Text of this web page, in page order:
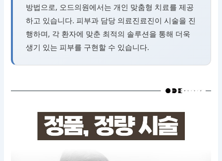
방법으로, 오드의원에서는 개인 맞춤형 치료를 제공
하고 있습니다. 피부과 담당 의료진료진이 시술을 진
행하며, 각 환자에 맞춘 최적의 솔루션을 통해 더욱
생기 있는 피부를 구현할 수 있습니다.